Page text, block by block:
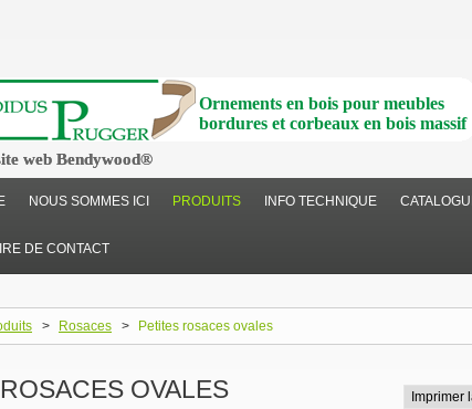
Ornements en bois pour meubles
bordures et corbeaux en bois massif
web Bendywood®
web Bendywood®
NOUS SOMMES ICI PRODUITS INFO TECHNIQUE
DE CONTACT
> Rosaces > Petites rosaces ovales
OVALES